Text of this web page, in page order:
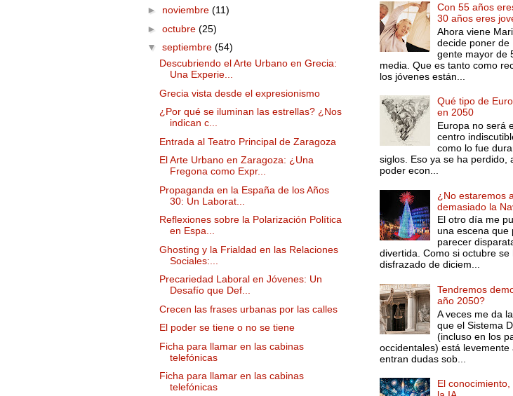
► noviembre (11)
► octubre (25)
▼ septiembre (54)
Descubriendo el Arte Urbano en Grecia:
Una Experie...
Grecia vista desde el expresionismo
¿Por qué se iluminan las estrellas? ¿Nos
indican c...
Entrada al Teatro Principal de Zaragoza
El Arte Urbano en Zaragoza: ¿Una
Fregona como Expr...
Propaganda en la España de los Años
30: Un Laborat...
Reflexiones sobre la Polarización Política
en Espa...
Ghosting y la Frialdad en las Relaciones
Sociales:...
Precariedad Laboral en Jóvenes: Un
Desafío que Def...
Crecen las frases urbanas por las calles
El poder se tiene o no se tiene
Ficha para llamar en las cabinas
telefónicas
Ficha para llamar en las cabinas
telefónicas
Con 55 años
30 años eres
Ahora viene
decide poner de
gente mayor de
media. Que es tanto como
los jóvenes están...
Qué tipo de
en 2050
Europa no será
centro
como lo fue
siglos. Eso ya se ha perdido,
poder econ...
¿No estaremos
demasiado la
El otro día me
una escena que
parecer
divertida. Como si octubre se
disfrazado de diciem...
Tendremos
año 2050?
A veces me da
que el Sistema
(incluso en los
occidentales) está levemente
entran dudas sob...
El